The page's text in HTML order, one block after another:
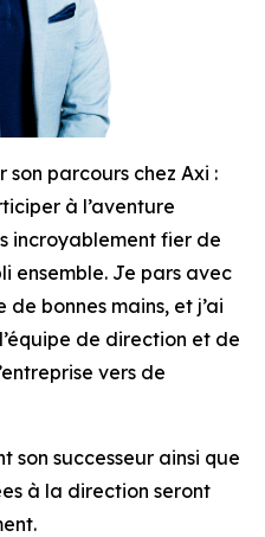
son parcours chez Axi :
à l’aventure
incroyablement fier de
ensemble. Je pars avec
bonnes mains, et j’ai
de direction et de
vers de
son successeur ainsi que
à la direction seront